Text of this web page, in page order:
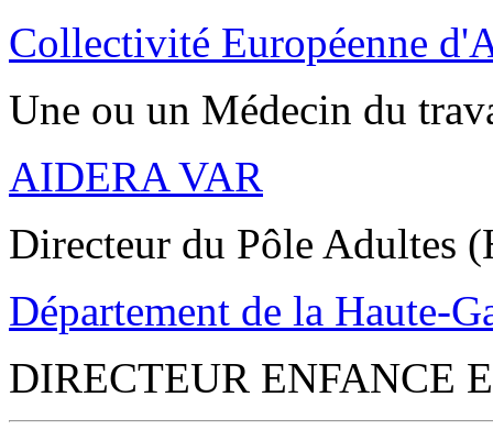
Collectivité Européenne
Une ou un Médecin du
AIDERA VAR
Directeur du Pôle Adultes
Département de la Haute-
DIRECTEUR ENFANCE